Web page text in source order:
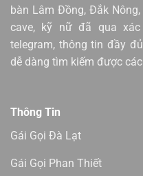
bàn Lâm Đồng, Đắk
cave, kỹ nữ đã qua
telegram, thông tin đầy
dễ dàng tìm kiếm được
Thông Tin
Gái Gọi Đà Lạt
Gái Gọi Phan Thiết